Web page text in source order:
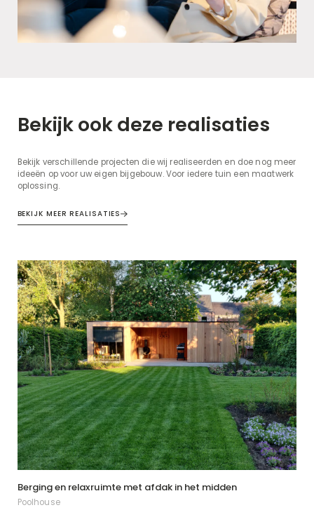
Bekijk ook deze realisaties
Bekijk verschillende projecten die wij realiseerden en doe nog meer
ideeën op voor uw eigen bijgebouw. Voor iedere tuin een maatwerk
oplossing.
BEKIJK MEER REALISATIES
Berging en relaxruimte met afdak in het midden
Poolhouse